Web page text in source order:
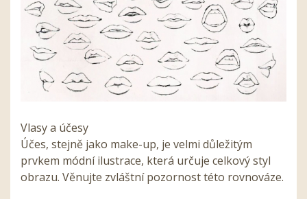
Vlasy a účesy
Účes, stejně jako make-up, je velmi důležitým
prvkem módní ilustrace, která určuje celkový styl
obrazu. Věnujte zvláštní pozornost této rovnováze.